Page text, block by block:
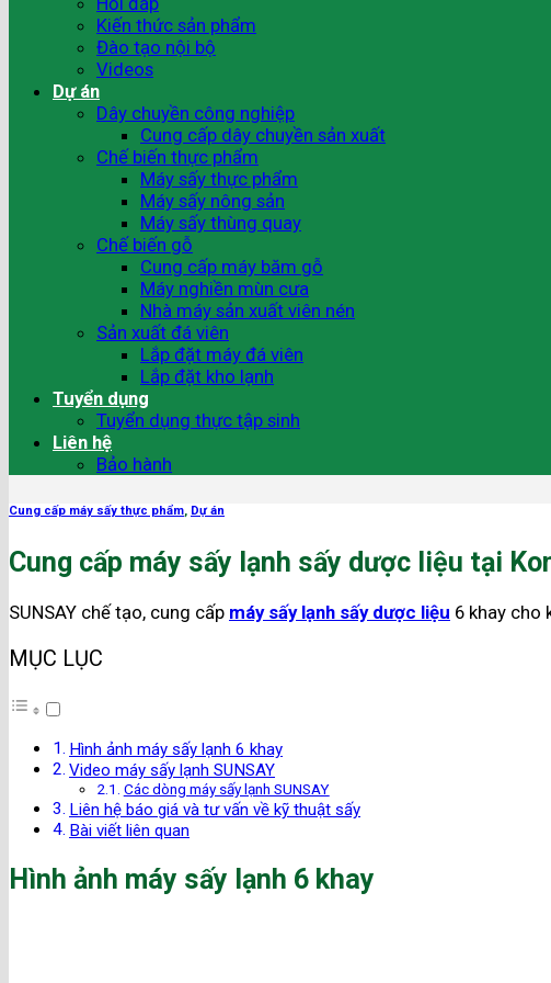
Kiến thức sản phẩm
Đào tạo nội bộ
Videos
Dự án
Dây chuyền công nghiệp
Cung cấp dây chuyền sản xuất
Chế biến thực phẩm
Máy sấy thực phẩm
Máy sấy nông sản
Máy sấy thùng quay
Chế biến gỗ
Cung cấp máy băm gỗ
Máy nghiền mùn cưa
Nhà máy sản xuất viên nén
Sản xuất đá viên
Lắp đặt máy đá viên
Lắp đặt kho lạnh
Tuyển dụng
Tuyển dụng thực tập sinh
Liên hệ
Bảo hành
Cung cấp máy sấy thực phẩm, Dự án
Cung cấp máy sấy lạnh sấy dược liệu tại
SUNSAY chế tạo, cung cấp máy sấy lạnh sấy dược liệu 6 khay cho
MỤC LỤC
Hình ảnh máy sấy lạnh 6 khay
Video máy sấy lạnh SUNSAY
Các dòng máy sấy lạnh SUNSAY
Liên hệ báo giá và tư vấn về kỹ thuật sấy
Bài viết liên quan
Hình ảnh máy sấy lạnh 6 khay